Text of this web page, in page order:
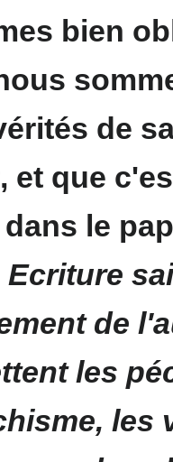
bien
de
et que
le
Ecriture
de
les
les